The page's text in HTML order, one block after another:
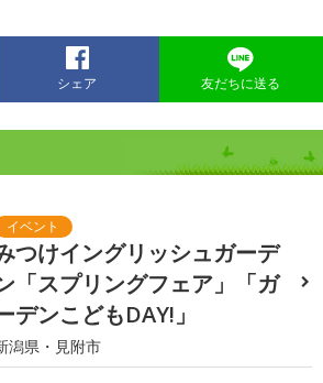
シェア 友だちに送る
つけイングリッシュガーデ
「スプリングフェア」「ガ
デンこどもDAY!」
潟県・見附市